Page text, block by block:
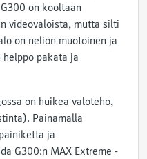
on kooltaan
videovaloista, mutta silti
on neliön muotoinen ja
pakata ja
on huikea valoteho,
Painamalla
ja
G300:n MAX Extreme -